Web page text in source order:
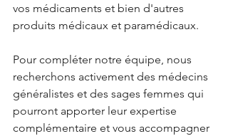
vos médicaments et bien d'autres
produits médicaux et paramédicaux.
Pour compléter notre équipe, nous
recherchons activement des médecins
généralistes et des sages femmes qui
pourront apporter leur expertise
complémentaire et vous accompagner